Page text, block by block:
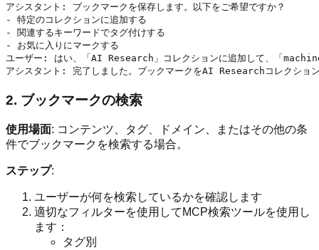
アシスタント: ブックマークを保存します。以下をご希望ですか？
- 特定のコレクションに追加する
- 関連するキーワードでタグ付けする
- お気に入りにマークする
ユーザー: はい、「AI Research」コレクションに追加して、「
2. ブックマークの検索
使用場面: コンテンツ、タグ、ドメイン、またはその他の条
件でブックマークを検索する場合。
ステップ:
ユーザーが何を検索しているかを確認します
適切なフィルターを使用してMCP検索ツールを使用し
ます：
タグ別